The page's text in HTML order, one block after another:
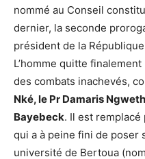
nommé au Conseil
dernier, la seconde
président de la
L’homme quitte
des combats inachevés,
Nké, le Pr Damaris Ngweth
Bayebeck. Il est remplacé
qui a à peine fini de poser
université de Bertoua